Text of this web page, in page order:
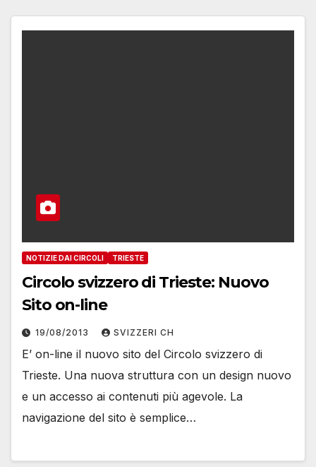
NOTIZIE DAI CIRCOLI TRIESTE
Circolo svizzero di Trieste: Nuovo
Sito on-line
19/08/2013 SVIZZERI CH
E’ on-line il nuovo sito del Circolo svizzero di
Trieste. Una nuova struttura con un design nuovo
e un accesso ai contenuti più agevole. La
navigazione del sito è semplice…